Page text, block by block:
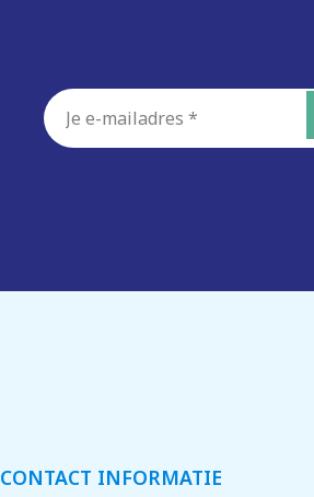
E-
mailadres
CONTACT INFORMATIE